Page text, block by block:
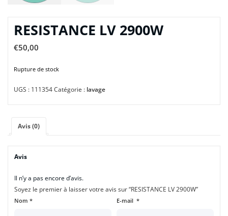
RESISTANCE LV 2900W
€50,00
Rupture de stock
UGS : 111354Catégorie : lavage
Avis (0)
Avis
Il n’y a pas encore d’avis.
Soyez le premier à laisser votre avis sur “RESISTANCE LV 2900W”
Nom * E-mail *